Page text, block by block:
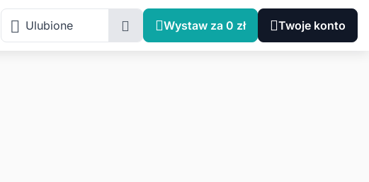
Ulubione Wystaw za 0 zł Twoje konto
Śląskie, Siemianowice Śląskie